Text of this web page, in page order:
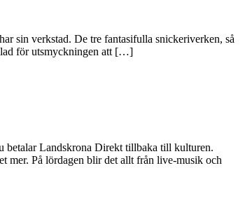
sin verkstad. De tre fantasifulla snickeriverken, så
för utsmyckningen att […]
betalar Landskrona Direkt tillbaka till kulturen.
mer. På lördagen blir det allt från live-musik och